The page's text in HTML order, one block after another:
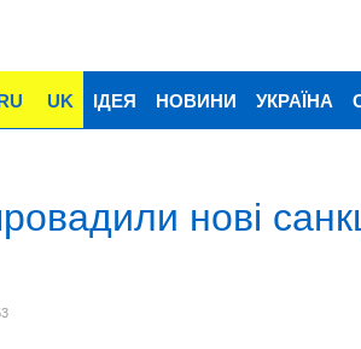
UK ІДЕЯ НОВИНИ УКРАЇНА
нові